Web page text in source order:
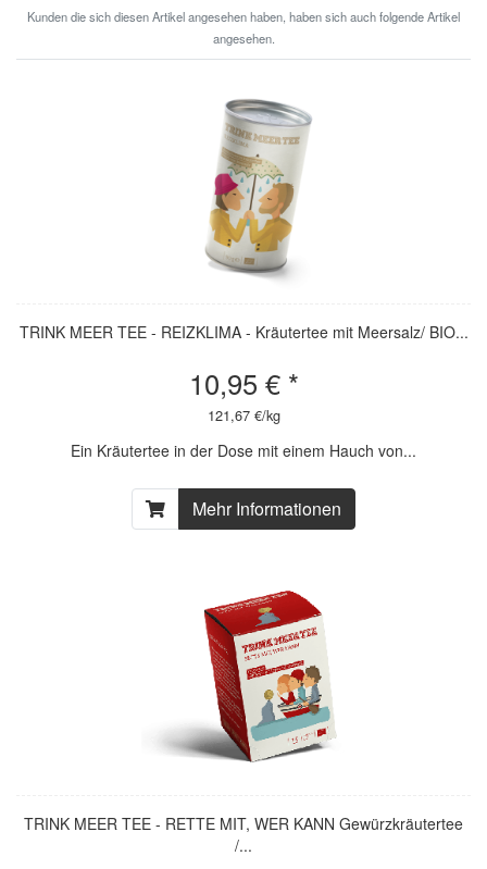
Kunden die sich diesen Artikel angesehen haben, haben sich auch folgende Artikel
angesehen.
TRINK MEER TEE - REIZKLIMA - Kräutertee mit Meersalz/ BIO...
10,95 € *
121,67 €/kg
Ein Kräutertee in der Dose mit einem Hauch von...
Mehr Informationen
TRINK MEER TEE - RETTE MIT, WER KANN Gewürzkräutertee
/...